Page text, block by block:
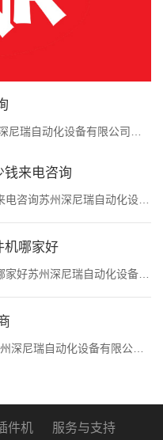
瑞自动化设备有限公司是
进口真空炉、smt设备的高
钱来电咨询
咨询苏州深尼瑞自动化设备
、生产制造及销售点胶机、涂
动点胶涂覆机、进口DAOI
机哪家好
好苏州深尼瑞自动化设备有
生产制造及销售点胶机、涂覆
点胶涂覆机、进口DAOI检
深尼瑞自动化设备有限公司
件机 服务与支持